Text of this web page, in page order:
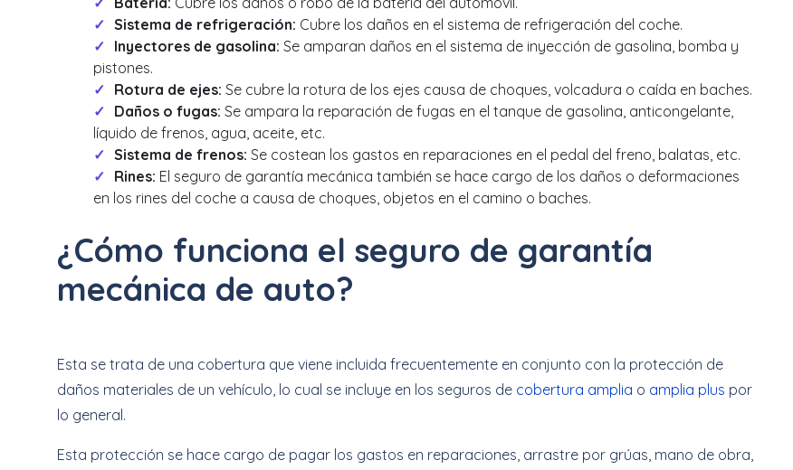
Sistema de refrigeración: Cubre los daños en el sistema de refrigeración del coche.
Inyectores de gasolina: Se amparan daños en el sistema de inyección de gasolina, bomba y
pistones.
Rotura de ejes: Se cubre la rotura de los ejes causa de choques, volcadura o caída en baches.
Daños o fugas: Se ampara la reparación de fugas en el tanque de gasolina, anticongelante,
líquido de frenos, agua, aceite, etc.
Sistema de frenos: Se costean los gastos en reparaciones en el pedal del freno, balatas, etc.
Rines: El seguro de garantía mecánica también se hace cargo de los daños o deformaciones
en los rines del coche a causa de choques, objetos en el camino o baches.
¿Cómo funciona el seguro de garantía
mecánica de auto?
Esta se trata de una cobertura que viene incluida frecuentemente en conjunto con la protección de
daños materiales de un vehículo, lo cual se incluye en los seguros de cobertura amplia o amplia plus por
lo general.
Esta protección se hace cargo de pagar los gastos en reparaciones, arrastre por grúas, mano de obra,